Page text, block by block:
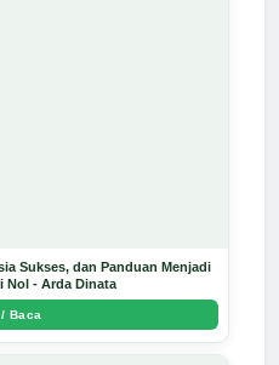
Sukses, dan Panduan Menjadi
Nol - Arda Dinata
Baca